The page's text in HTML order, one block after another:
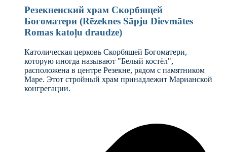
Резекненский храм Скорбящей
Богоматери (Rēzeknes Sāpju Dievmātes
Romas katoļu draudze)
Католическая церковь Скорбящей Богоматери,
которую иногда называют "Белый костёл",
расположена в центре Резекне, рядом с памятником
Маре. Этот стройный храм принадлежит Марианской
конгрегации.